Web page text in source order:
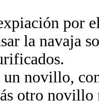
por
la navaja
novillo,
otro